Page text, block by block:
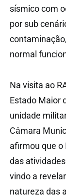
sísmico com
por sub
normal
Na visita ao
Estado Maior
unidade
Câmara
afirmou que o
das
vindo a
natureza das